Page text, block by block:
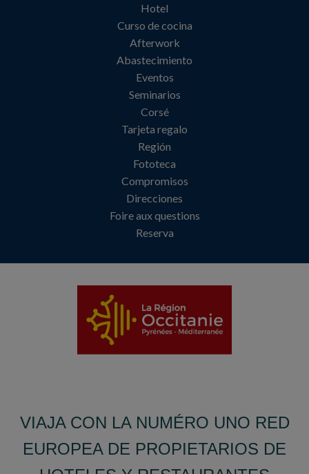
Hotel
Curso de cocina
Afterwork
Abastecimiento
Eventos
Seminarios
Corsé
Tarjeta regalo
Región
Fototeca
Compromisos
Direcciones
Foire aux questions
Reserva
VIAJA CON LA NUMÉRO UNO RED
EUROPEA DE PROPIETARIOS DE